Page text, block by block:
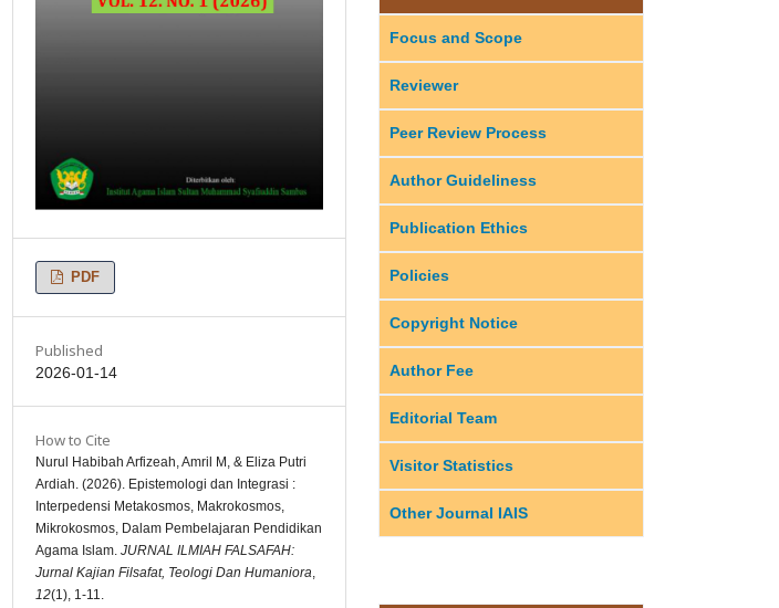
PDF
Published
2026-01-14
How to Cite
Nurul Habibah Arfizeah, Amril M, & Eliza Putri
Ardiah. (2026). Epistemologi dan Integrasi :
Interpedensi Metakosmos, Makrokosmos,
Mikrokosmos, Dalam Pembelajaran Pendidikan
Agama Islam. JURNAL ILMIAH FALSAFAH:
Jurnal Kajian Filsafat, Teologi Dan Humaniora,
12(1), 1-11.
Focus and Scope
Reviewer
Peer Review Process
Author Guideliness
Publication Ethics
Policies
Copyright Notice
Author Fee
Editorial Team
Visitor Statistics
Other Journal IAIS